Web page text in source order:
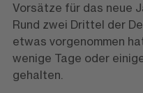
Vorsätze für das neue
Rund zwei Drittel der
etwas vorgenommen
wenige Tage oder
gehalten.